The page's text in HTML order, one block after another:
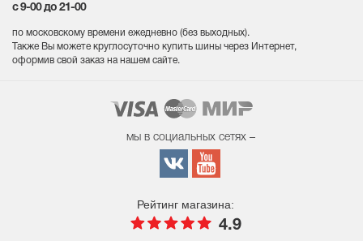
с 9-00 до 21-00
по московскому времени ежедневно (без выходных).
Также Вы можете круглосуточно купить шины через Интернет,
оформив свой заказ на нашем сайте.
мы в социальных сетях –
Рейтинг магазина:
4.9